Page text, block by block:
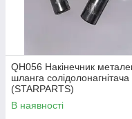
QH056 Накінечник
шланга солідолонагнітача
(STARPARTS)
В наявності